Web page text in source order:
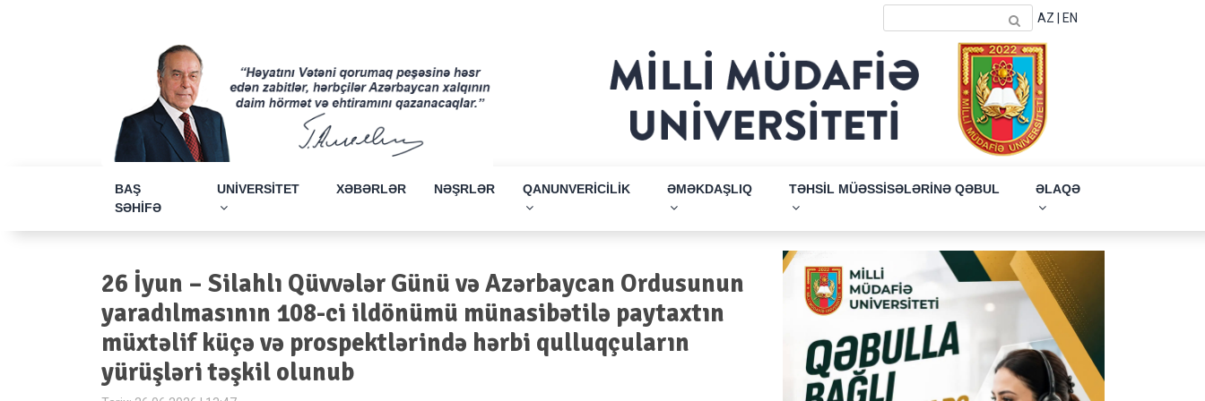
AZ EN
BAŞ
SƏHİFƏ
UNİVERSİTET XƏBƏRLƏR NƏŞRLƏR QANUNVERİCİLİK ƏMƏKDAŞLIQ TƏHSİL MÜƏSSİSƏLƏRİNƏ QƏBUL ƏLAQƏ
26 İyun – Silahlı Qüvvələr Günü və Azərbaycan Ordusunun
yaradılmasının 108-ci ildönümü münasibətilə paytaxtın
müxtəlif küçə və prospektlərində hərbi qulluqçuların
yürüşləri təşkil olunub